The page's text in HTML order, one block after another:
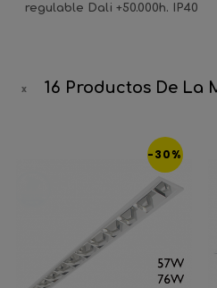
regulable Dali +50.000h. IP40
16 Productos De La
-30%